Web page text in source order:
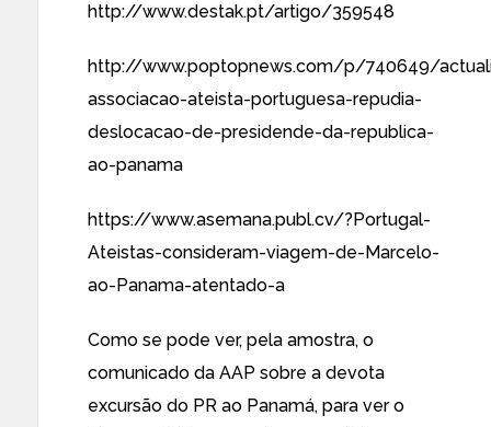
http://www.destak.pt/artigo/359548
http://www.poptopnews.com/p/740649/
associacao-ateista-portuguesa-repudia-
deslocacao-de-presidende-da-republica-
ao-panama
https://www.asemana.publ.cv/?Portugal-
Ateistas-consideram-viagem-de-Marcelo-
ao-Panama-atentado-a
Como se pode ver, pela amostra, o
comunicado da AAP sobre a devota
excursão do PR ao Panamá, para ver o